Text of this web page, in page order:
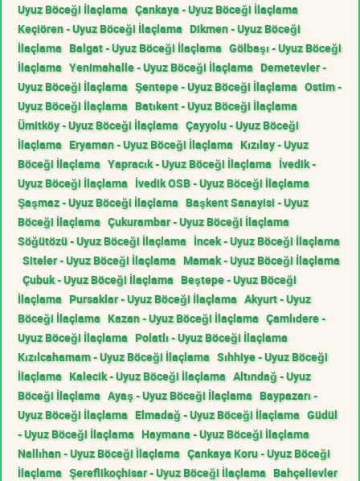
Uyuz Böceği İlaçlama Çankaya - Uyuz Böceği İlaçlama
Keçiören - Uyuz Böceği İlaçlama Dikmen - Uyuz Böceği
İlaçlama Balgat - Uyuz Böceği İlaçlama Gölbaşı - Uyuz Böceği
İlaçlama Yenimahalle - Uyuz Böceği İlaçlama Demetevler -
Uyuz Böceği İlaçlama Şentepe - Uyuz Böceği İlaçlama Ostim -
Uyuz Böceği İlaçlama Batıkent - Uyuz Böceği İlaçlama
Ümitköy - Uyuz Böceği İlaçlama Çayyolu - Uyuz Böceği
İlaçlama Eryaman - Uyuz Böceği İlaçlama Kızılay - Uyuz
Böceği İlaçlama Yapracık - Uyuz Böceği İlaçlama İvedik -
Uyuz Böceği İlaçlama İvedik OSB - Uyuz Böceği İlaçlama
Şaşmaz - Uyuz Böceği İlaçlama Başkent Sanayisi - Uyuz
Böceği İlaçlama Çukurambar - Uyuz Böceği İlaçlama
Söğütözü - Uyuz Böceği İlaçlama İncek - Uyuz Böceği İlaçlama
Siteler - Uyuz Böceği İlaçlama Mamak - Uyuz Böceği İlaçlama
Çubuk - Uyuz Böceği İlaçlama Beştepe - Uyuz Böceği
İlaçlama Pursaklar - Uyuz Böceği İlaçlama Akyurt - Uyuz
Böceği İlaçlama Kazan - Uyuz Böceği İlaçlama Çamlıdere -
Uyuz Böceği İlaçlama Polatlı - Uyuz Böceği İlaçlama
Kızılcahamam - Uyuz Böceği İlaçlama Sıhhiye - Uyuz Böceği
İlaçlama Kalecik - Uyuz Böceği İlaçlama Altındağ - Uyuz
Böceği İlaçlama Ayaş - Uyuz Böceği İlaçlama Baypazarı -
Uyuz Böceği İlaçlama Elmadağ - Uyuz Böceği İlaçlama Güdül
- Uyuz Böceği İlaçlama Haymana - Uyuz Böceği İlaçlama
Nallıhan - Uyuz Böceği İlaçlama Çankaya Koru - Uyuz Böceği
İlaçlama Şereflikoçhisar - Uyuz Böceği İlaçlama Bahçelievler